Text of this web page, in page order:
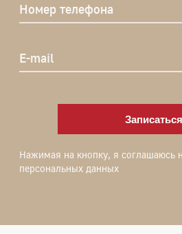
Номер телефона
E-mail
Записаться
Нажимая на кнопку, я соглашаюсь
персональных данных